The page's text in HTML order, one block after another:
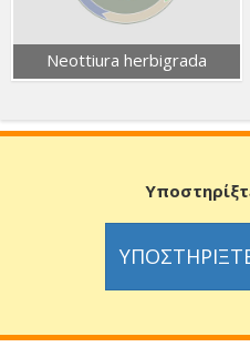
Neottiura herbigrada